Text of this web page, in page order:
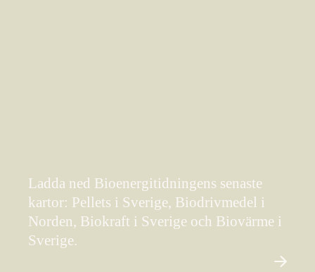
Ladda ned Bioenergitidningens senaste
kartor: Pellets i Sverige, Biodrivmedel i
Norden, Biokraft i Sverige och Biovärme i
Sverige.